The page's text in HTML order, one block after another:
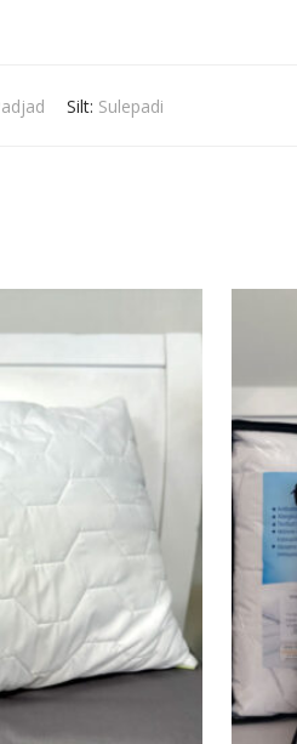
Silt: Sulepadi